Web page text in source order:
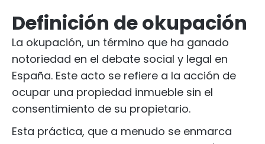
Definición de okupación
La okupación, un término que ha ganado
notoriedad en el debate social y legal en
España. Este acto se refiere a la acción de
ocupar una propiedad inmueble sin el
consentimiento de su propietario.
Esta práctica, que a menudo se enmarca